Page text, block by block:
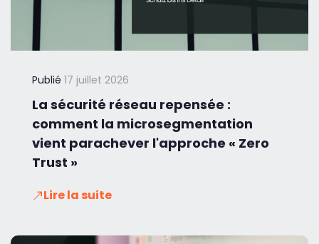
Publié 17 juillet 2026
La sécurité réseau repensée :
comment la microsegmentation
vient parachever l'approche « Zero
Trust »
Lire la suite